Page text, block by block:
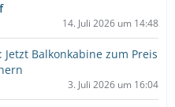
14. Juli 2026 um 14:48
Jetzt Balkonkabine zum Preis
3. Juli 2026 um 16:04